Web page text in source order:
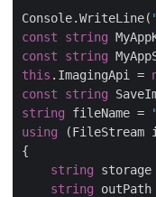
Console.WriteLine(
const
string
const
string
this .ImagingApi =
const
string
string fileName =
using (FileStream
{
string storage
string outPath